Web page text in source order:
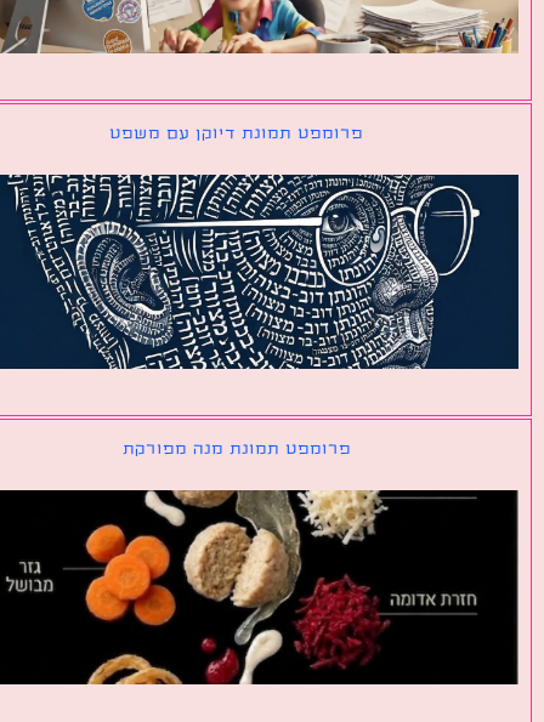
פרומפט תמונת דיוקן עם משפט
פרומפט תמונת מנה מפורקת